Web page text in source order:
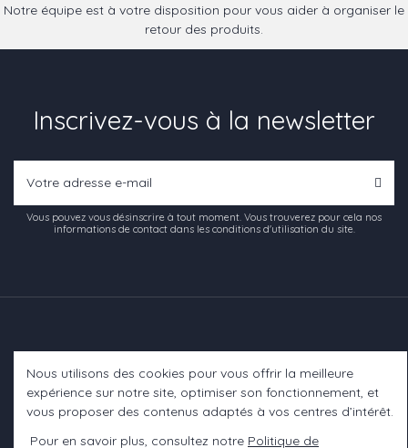
Notre équipe est à votre disposition pour vous aider à organiser le
retour des produits.
Inscrivez-vous à la newsletter
Vous pouvez vous désinscrire à tout moment. Vous trouverez pour cela nos
informations de contact dans les conditions d'utilisation du site.
Informations
Nous utilisons des cookies pour vous offrir la meilleure
expérience sur notre site, optimiser son fonctionnement, et
vous proposer des contenus adaptés à vos centres d’intérêt.
Pour en savoir plus, consultez notre Politique de